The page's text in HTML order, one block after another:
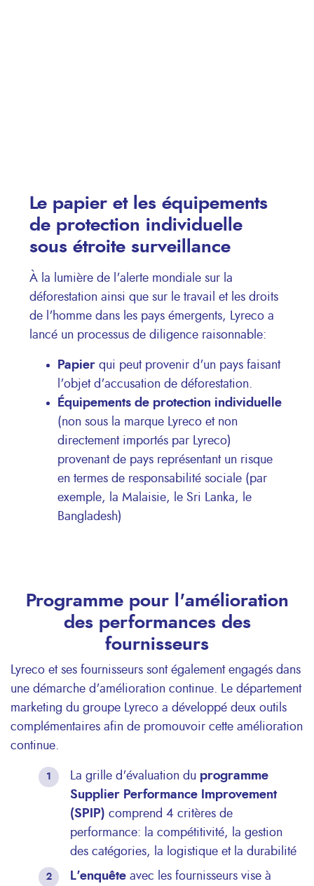
Le papier et les équipements
de protection individuelle
sous étroite surveillance
À la lumière de l'alerte mondiale sur la
déforestation ainsi que sur le travail et les droits
de l'homme dans les pays émergents, Lyreco a
lancé un processus de diligence raisonnable:
Papier qui peut provenir d'un pays faisant
l'objet d'accusation de déforestation.
Équipements de protection individuelle
(non sous la marque Lyreco et non
directement importés par Lyreco)
provenant de pays représentant un risque
en termes de responsabilité sociale (par
exemple, la Malaisie, le Sri Lanka, le
Bangladesh)
Programme pour l'amélioration
des performances des
fournisseurs
Lyreco et ses fournisseurs sont également engagés dans
une démarche d'amélioration continue. Le département
marketing du groupe Lyreco a développé deux outils
complémentaires afin de promouvoir cette amélioration
continue.
La grille d'évaluation du programme
Supplier Performance Improvement
(SPIP) comprend 4 critères de
performance: la compétitivité, la gestion
des catégories, la logistique et la durabilité
L'enquête avec les fournisseurs vise à